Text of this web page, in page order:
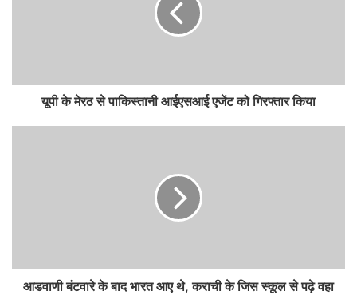
यूपी के मेरठ से पाकिस्तानी आईएसआई एजेंट को गिरफ्तार किया
आडवाणी बंटवारे के बाद भारत आए थे, कराची के जिस स्कूल से पढ़े वहा